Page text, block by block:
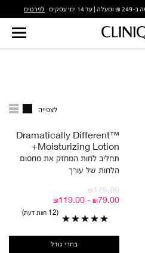
לפרטים
לצפייה
Dramatically Different™
Moisturizing Lotion+
תחליב לחות המחזק את מחסום
הלחות של עורך
₪175.00
₪79.00 - ₪119.00
12 חוות דעת
בחרי גודל